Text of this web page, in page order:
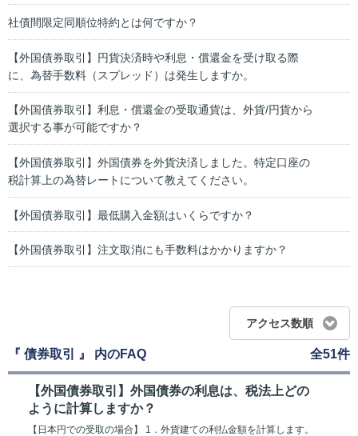
社債間限定同順位特約とは何ですか？
【外国債券取引】円貨決済時や利息・償還金を受け取る際
に、為替手数料（スプレッド）は発生しますか。
【外国債券取引】利息・償還金の受取通貨は、外貨/円貨から
選択する事が可能ですか？
【外国債券取引】外国債券を外貨決済しました。特定口座の
税計算上の為替レートについて教えてください。
【外国債券取引】最低購入金額はいくらですか？
【外国債券取引】注文取消にも手数料はかかりますか？
アクセス数順
『 債券取引 』 内のFAQ 全51件
【外国債券取引】外国債券の利息は、税法上どの
ように計算しますか？
【日本円での受取の場合】 1．外貨建ての利払金額を計算します。